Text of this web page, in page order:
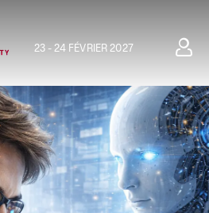
23 - 24 FÉVRIER 2027